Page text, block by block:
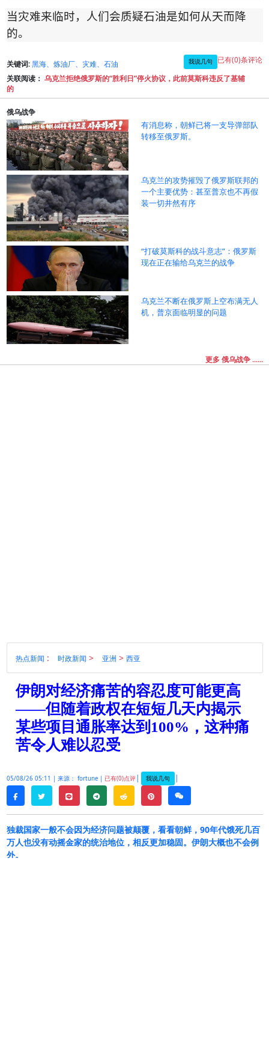
当灾难来临时，人们会质疑石油是如何从天而降
的。
关键词: 黑海、炼油厂、灾难、石油 我说几句 已有(0)条评论
关联阅读： 乌克兰拒绝俄罗斯的“胜利日”停火协议，此前莫斯科违反了基辅
的
俄乌战争
有消息称，朝鲜已将一支导弹部队
转移至俄罗斯。
乌克兰的攻势摧毁了俄罗斯联邦的
一个主要优势：甚至普京也不再假
装一切井然有序
“打破莫斯科的战斗意志”：俄罗斯
现在正在输给乌克兰的战争
乌克兰不断在俄罗斯上空布满无人
机，普京面临明显的问题
更多 俄乌战争 ......
热点新闻 : 时政新闻 > 亚洲 > 西亚
伊朗对经济痛苦的容忍度可能更高
——但随着政权在短短几天内揭示
某些项目通胀率达到100%，这种痛
苦令人难以忍受
05/08/26 05:11 | 来源： fortune | 已有(0)点评| 我说几句
facebooktwitterline telegramreddit pinterestweixin
独裁国家一般不会因为经济问题被颠覆，看看朝鲜，90年代饿死几百
万人也没有动摇金家的统治地位，相反更加稳固。伊朗大概也不会例
外。